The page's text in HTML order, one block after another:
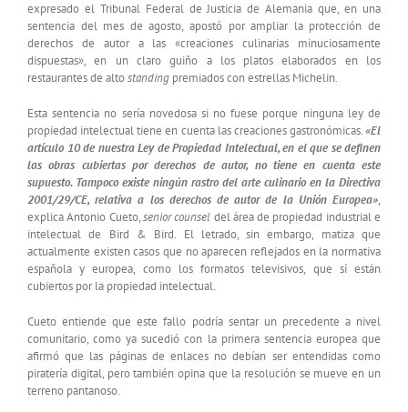
expresado el Tribunal Federal de Justicia de Alemania que, en una
sentencia del mes de agosto, apostó por ampliar la protección de
derechos de autor a las «creaciones culinarias minuciosamente
dispuestas», en un claro guiño a los platos elaborados en los
restaurantes de altostanding premiados con estrellas Michelin.
Esta sentencia no sería novedosa si no fuese porque ninguna ley de
propiedad intelectual tiene en cuenta las creaciones gastronómicas.«El
artículo 10 de nuestra Ley de Propiedad Intelectual, en el que se definen
las obras cubiertas por derechos de autor, no tiene en cuenta este
supuesto. Tampoco existe ningún rastro del arte culinario en la Directiva
2001/29/CE, relativa a los derechos de autor de la Unión Europea»,
explica Antonio Cueto,senior counsel del área de propiedad industrial e
intelectual de Bird & Bird. El letrado, sin embargo, matiza que
actualmente existen casos que no aparecen reflejados en la normativa
española y europea, como los formatos televisivos, que sí están
cubiertos por la propiedad intelectual.
Cueto entiende que este fallo podría sentar un precedente a nivel
comunitario, como ya sucedió con la primera sentencia europea que
afirmó que las páginas de enlaces no debían ser entendidas como
piratería digital, pero también opina que la resolución se mueve en un
terreno pantanoso.